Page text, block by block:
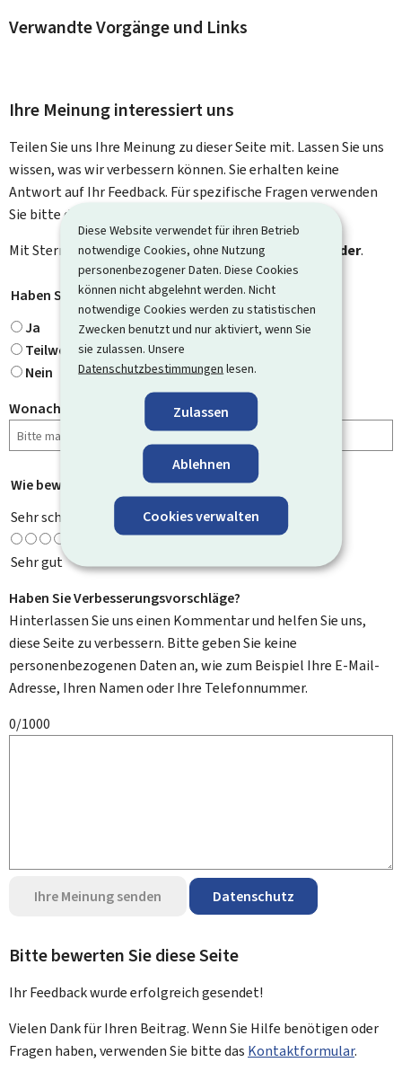
Diese Website verwendet für ihren Betrieb
notwendige Cookies, ohne Nutzung
personenbezogener Daten. Diese Cookies
können nicht abgelehnt werden. Nicht
notwendige Cookies werden zu statistischen
Zwecken benutzt und nur aktiviert, wenn Sie
sie zulassen. Unsere
Datenschutzbestimmungen lesen.
Zulassen
Ablehnen
Cookies verwalten
Verwandte Vorgänge und Links
Ihre Meinung interessiert uns
Teilen Sie uns Ihre Meinung zu dieser Seite mit. Lassen Sie uns
wissen, was wir verbessern können. Sie erhalten keine
Antwort auf Ihr Feedback. Für spezifische Fragen verwenden
Sie bitte das Kontaktformular.
Mit Stern gekennzeichnete Felder ( * ) sind Pflichtfelder.
Haben Sie gefunden, wonach Sie gesucht haben?
Ja
Teilweise
Nein
Wonach haben Sie gesucht?
Wie bewerten Sie diese Seite? *
Sehr schlecht
Sehr gut
Haben Sie Verbesserungsvorschläge?
Hinterlassen Sie uns einen Kommentar und helfen Sie uns,
diese Seite zu verbessern. Bitte geben Sie keine
personenbezogenen Daten an, wie zum Beispiel Ihre E-Mail-
Adresse, Ihren Namen oder Ihre Telefonnummer.
0/1000
Ihre Meinung senden Datenschutz
Bitte bewerten Sie diese Seite
Ihr Feedback wurdeerfolgreichgesendet!
Vielen Dank für Ihren Beitrag. Wenn Sie Hilfe benötigen oder
Fragen haben, verwenden Sie bitte das Kontaktformular.